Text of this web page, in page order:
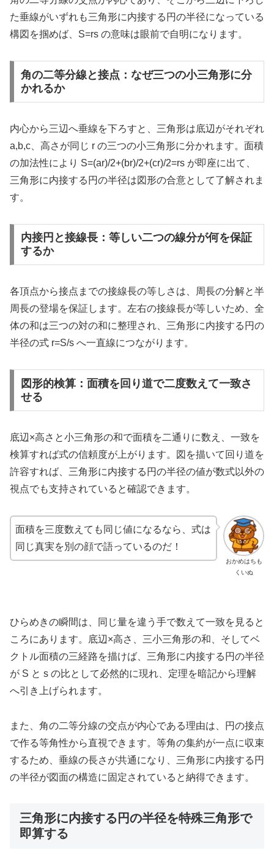
た垂線がいずれも三角形に内接する円の半径になっている
構図を掴めば、S=rs の意味は眼前で自明になります。
角の二等分線と接点：なぜ三つの小三角形に分
かれるか
内心から三辺へ垂線を下ろすと、三角形は底辺がそれぞれ
a,b,c、高さが同じ r の三つの小三角形に分かれます。面積
の加法性により S=(ar)/2+(br)/2+(cr)/2=rs が即座に出て、
三角形に内接する円の半径は図形の合意として了解されま
す。
内接円と接線長：等しい二つの線分が何を保証
するか
各頂点から接点までの接線長の等しさは、周長の分解と半
周長の登場を保証します。左右の接線長が等しいため、全
体の和は三つの対の和に整理され、三角形に内接する円の
半径の式 r=S/s へ一直線につながります。
図形的検算：面積を回り道で二度数えて一致さ
せる
底辺×高さと小三角形の和で面積を二通りに数え、一致を
検算すれば式の信頼度が上がります。図を描いて回り道を
許容すれば、三角形に内接する円の半径の値が数式以外の
視点でも支持されていると確認できます。
おかめはちも
くいぬ
面積を三度数えても同じ値になるなら、式は
同じ真実を別の顔で語っているのだ！
ひらめきの瞬間は、同じ量を違う手で数えて一致を見ると
ころにあります。底辺×高さ、三小三角形の和、そしてベ
クトル面積の三経路を描けば、三角形に内接する円の半径
が S と s の比として必然的に現れ、定理を暗記から理解
へ引き上げられます。
また、角の二等分線の交点が内心である理由は、円の接点
で作る等角性から直視できます。等角の集約が一点に収束
するため、垂線の長さが共通になり、三角形に内接する円
の半径が図面の構造に固定されていると納得できます。
三角形に内接する円の半径を特殊三角形で
即算する